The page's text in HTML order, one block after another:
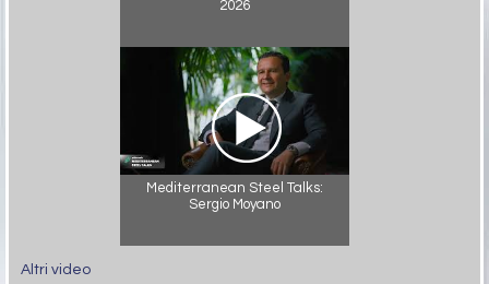
2026
Mediterranean Steel Talks:
Sergio Moyano
Altri video